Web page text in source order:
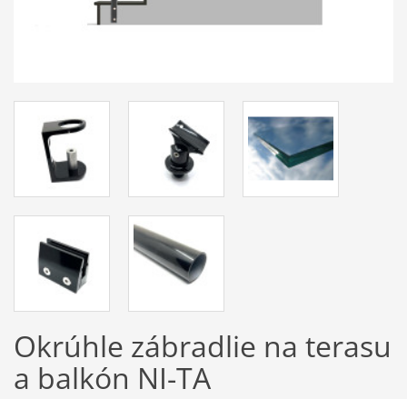
Okrúhle zábradlie na terasu
a balkón NI-TA